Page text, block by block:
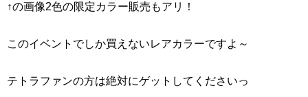
↑の画像2色の限定カラー販売もアリ！
このイベントでしか買えないレアカラーですよ～
テトラファンの方は絶対にゲットしてくださいっ